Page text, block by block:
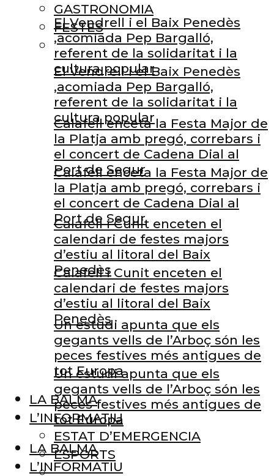
El Vendrell i el Baix Penedès
,acomiada Pep Bargalló,
referent de la solidaritat i la
cultura popular
Calafell enceta la Festa Major de
la Platja amb pregó, correbars i
el concert de Cadena Dial al
Port de Segur
Calafell i Cunit enceten el
calendari de festes majors
d’estiu al litoral del Baix
Penedès
Un estudi apunta que els
gegants vells de l’Arboç són les
peces festives més antigues de
tot Europa
LA BALMA
L’INFORMATIU
ESTAT D’EMERGENCIA
ESPORTS
GASTRONOMIA
FESTES
El Vendrell i el Baix Penedès
,acomiada Pep Bargalló,
referent de la solidaritat i la
cultura popular
Calafell enceta la Festa Major de
la Platja amb pregó, correbars i
el concert de Cadena Dial al
Port de Segur
Calafell i Cunit enceten el
calendari de festes majors
d’estiu al litoral del Baix
Penedès
Un estudi apunta que els
gegants vells de l’Arboç són les
peces festives més antigues de
tot Europa
LA BALMA
L’INFORMATIU